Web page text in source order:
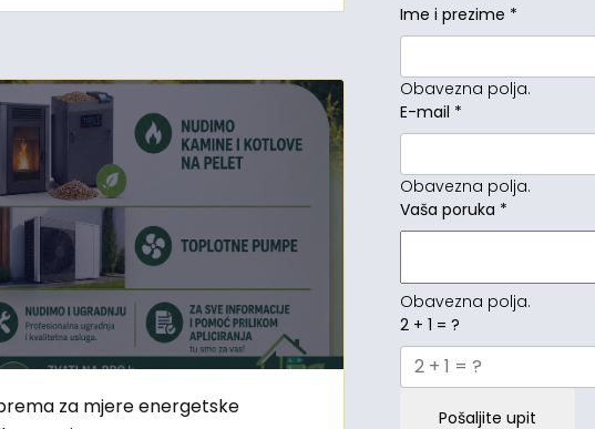
za mjere energetske
Ime i prezime *
Obavezna polja.
E-mail *
Obavezna polja.
Vaša poruka *
Obavezna polja.
2 + 1 = ?
Pošaljite upit